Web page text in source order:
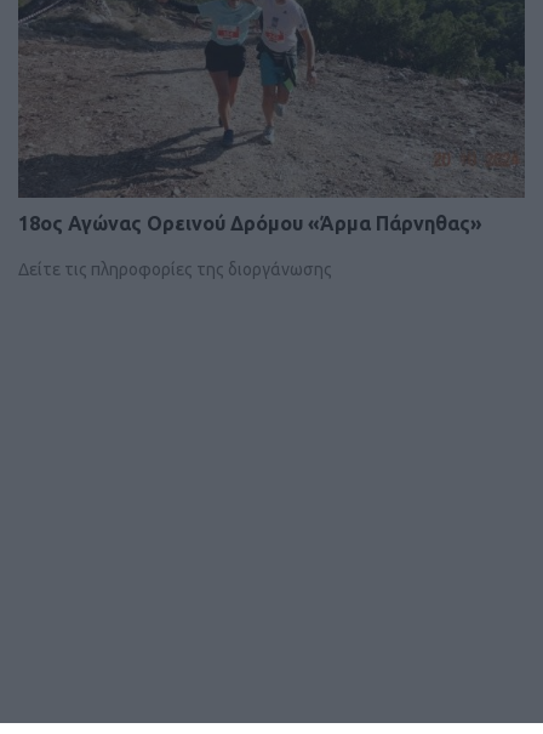
18ος Αγώνας Ορεινού Δρόμου «Άρμα Πάρνηθας»
Δείτε τις πληροφορίες της διοργάνωσης